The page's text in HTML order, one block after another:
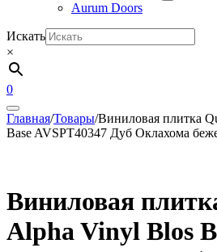
Aurum Doors
Искать
×
0
Главная/Товары/Виниловая плитка
Base AVSPT40347 Дуб Оклахома
Виниловая
Alpha Vinyl Blos